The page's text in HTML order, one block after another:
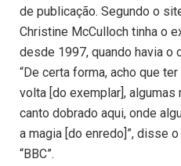
de publicação. Segundo o
Christine McCulloch tinha o
desde 1997, quando havia o
“De certa forma, acho que
volta [do exemplar], algumas
canto dobrado aqui, onde
a magia [do enredo]”, disse
“BBC”.